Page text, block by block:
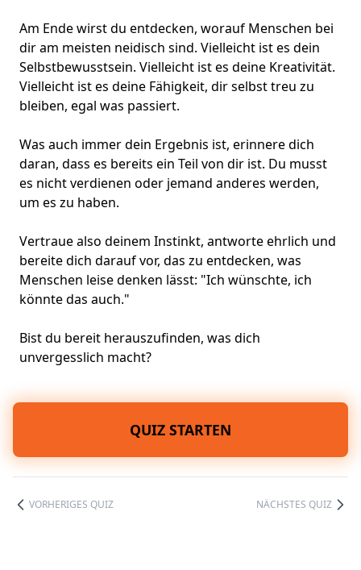
Am Ende wirst du entdecken, worauf Menschen bei
dir am meisten neidisch sind. Vielleicht ist es dein
Selbstbewusstsein. Vielleicht ist es deine Kreativität.
Vielleicht ist es deine Fähigkeit, dir selbst treu zu
bleiben, egal was passiert.
Was auch immer dein Ergebnis ist, erinnere dich
daran, dass es bereits ein Teil von dir ist. Du musst
es nicht verdienen oder jemand anderes werden,
um es zu haben.
Vertraue also deinem Instinkt, antworte ehrlich und
bereite dich darauf vor, das zu entdecken, was
Menschen leise denken lässt: "Ich wünschte, ich
könnte das auch."
Bist du bereit herauszufinden, was dich
unvergesslich macht?
QUIZ STARTEN
VORHERIGES QUIZ NÄCHSTES QUIZ